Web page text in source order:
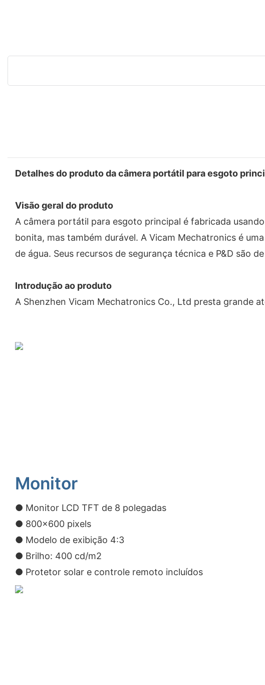
Detalhes do produto da câmera portátil para esgoto
Visão geral do produto
A câmera portátil para esgoto principal é fabricada
bonita, mas também durável. A Vicam Mechatronics é
de água. Seus recursos de segurança técnica e P&D são
Introdução ao produto
A Shenzhen Vicam Mechatronics Co., Ltd presta grande
Monitor
● Monitor LCD TFT de 8 polegadas
● 800x600 pixels
● Modelo de exibição 4:3
● Brilho: 400 cd/m2
● Protetor solar e controle remoto incluídos